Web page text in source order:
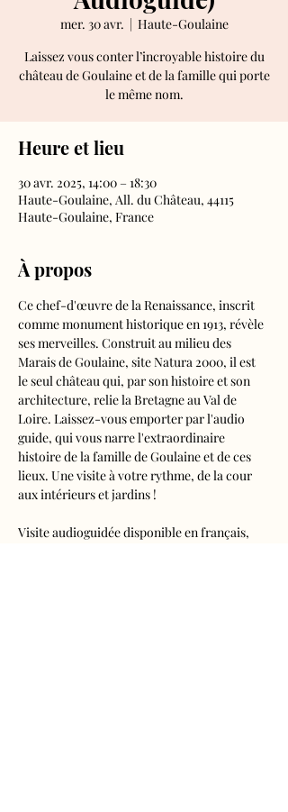
mer. 30 avr.
  |
Haute-Goulaine
Laissez vous conter l’incroyable histoire du
château de Goulaine et de la famille qui porte
le même nom.
Heure et lieu
30 avr. 2025, 14:00 – 18:30
Haute-Goulaine, All. du Château, 44115
Haute-Goulaine, France
À propos
Ce chef-d'œuvre de la Renaissance, inscrit
comme monument historique en 1913, révèle
ses merveilles. Construit au milieu des
Marais de Goulaine, site Natura 2000, il est
le seul château qui, par son histoire et son
architecture, relie la Bretagne au Val de
Loire. Laissez-vous emporter par l'audio
guide, qui vous narre l'extraordinaire
histoire de la famille de Goulaine et de ces
lieux. Une visite à votre rythme, de la cour
aux intérieurs et jardins !
Visite audioguidée disponible en français,